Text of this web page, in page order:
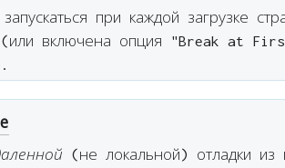
при каждой загрузке
(или включена опция "Break at
(не локальной) отладки из